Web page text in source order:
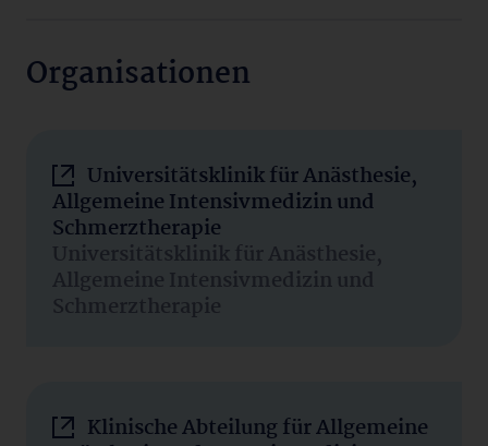
Organisationen
Universitätsklinik für Anästhesie,
Allgemeine Intensivmedizin und
Schmerztherapie
Universitätsklinik für Anästhesie,
Allgemeine Intensivmedizin und
Schmerztherapie
Klinische Abteilung für Allgemeine